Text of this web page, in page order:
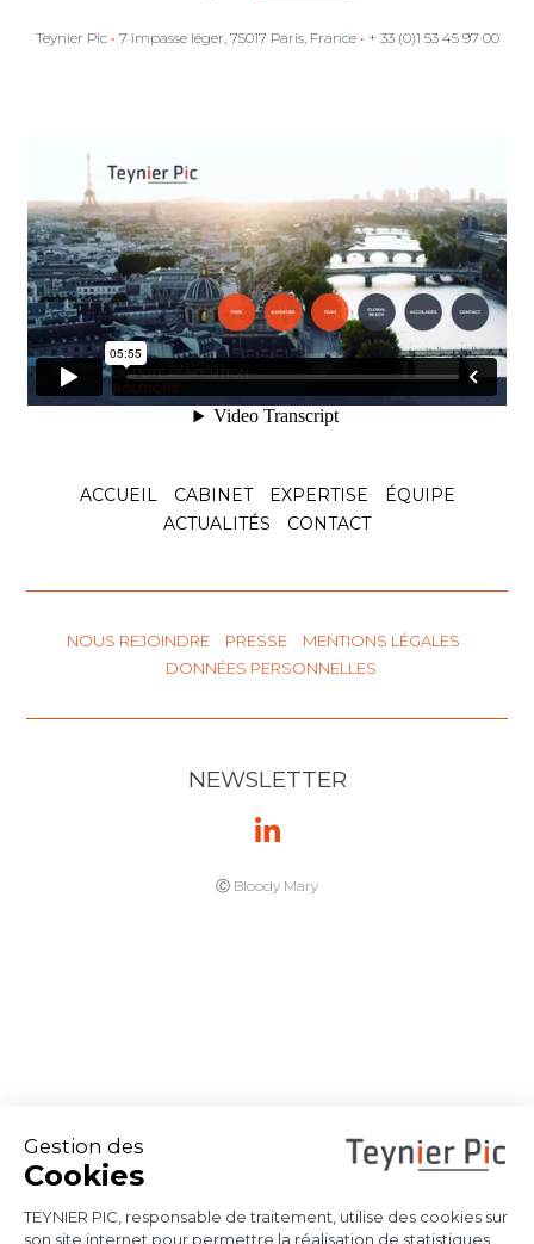
européenne
empêcher
l’exécution de la
sentence Antin
c. Espagne
Voir l'article
Arbitrage
d’investissement
intra-UE : deux
portée de l’arrêt